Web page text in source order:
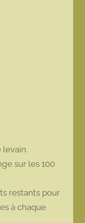
levain.
sur les 100
restants pour
à chaque